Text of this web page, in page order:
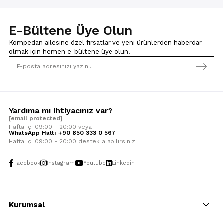
E-Bültene Üye Olun
Kompedan ailesine özel fırsatlar ve yeni ürünlerden haberdar
olmak için hemen e-bültene üye olun!
Yardıma mı ihtiyacınız var?
[email protected]
Hafta içi 09:00 - 20:00 veya
WhatsApp Hattı +90 850 333 0 567
Hafta içi 09:00 - 20:00 destek alabilirsiniz
Facebook Instagram Youtube Linkedin
Kurumsal